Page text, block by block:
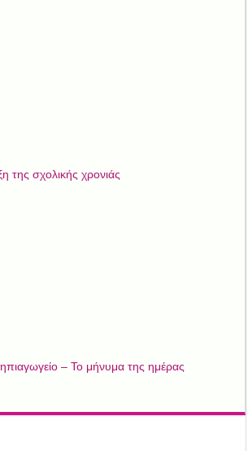
της σχολικής χρονιάς
– Το μήνυμα της ημέρας